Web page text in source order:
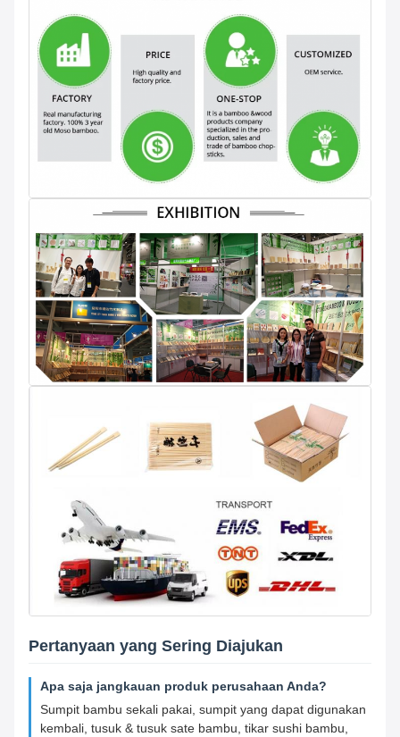
Pertanyaan yang Sering Diajukan
Apa saja jangkauan produk perusahaan Anda?
Sumpit bambu sekali pakai, sumpit yang dapat digunakan
kembali, tusuk & tusuk sate bambu, tikar sushi bambu,